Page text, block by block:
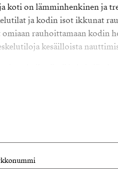
koti on lämminhenkinen ja
ja kodin isot ikkunat
rauhoittamaan kodin
kesäilloista
ruokailupöytä ja keittiön
joka on lapsiperheen
kun kodinhoidon
wc ihastuttaa myös
pienen lisän